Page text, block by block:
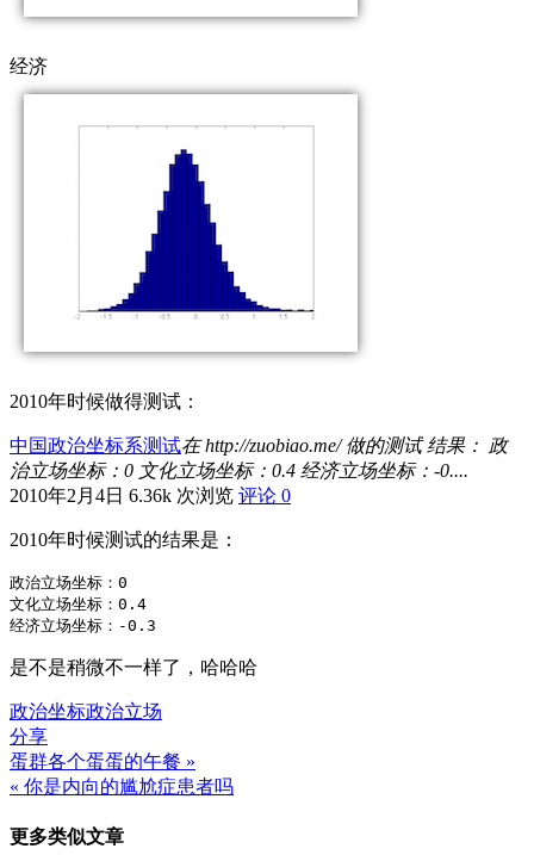
经济
2010年时候做得测试：
中国政治坐标系测试在 http://zuobiao.me/ 做的测试 结果： 政
治立场坐标：0 文化立场坐标：0.4 经济立场坐标：-0....
2010年2月4日 6.36k 次浏览 评论 0
2010年时候测试的结果是：
政治立场坐标：0
文化立场坐标：0.4
是不是稍微不一样了，哈哈哈
政治坐标政治立场
分享
文
章
导
蛋群各个蛋蛋的午餐 »
« 你是内向的尴尬症患者吗
更多类似文章